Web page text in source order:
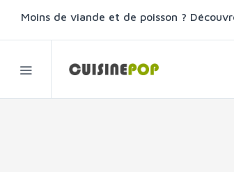
Moins de viande et de poisson ?